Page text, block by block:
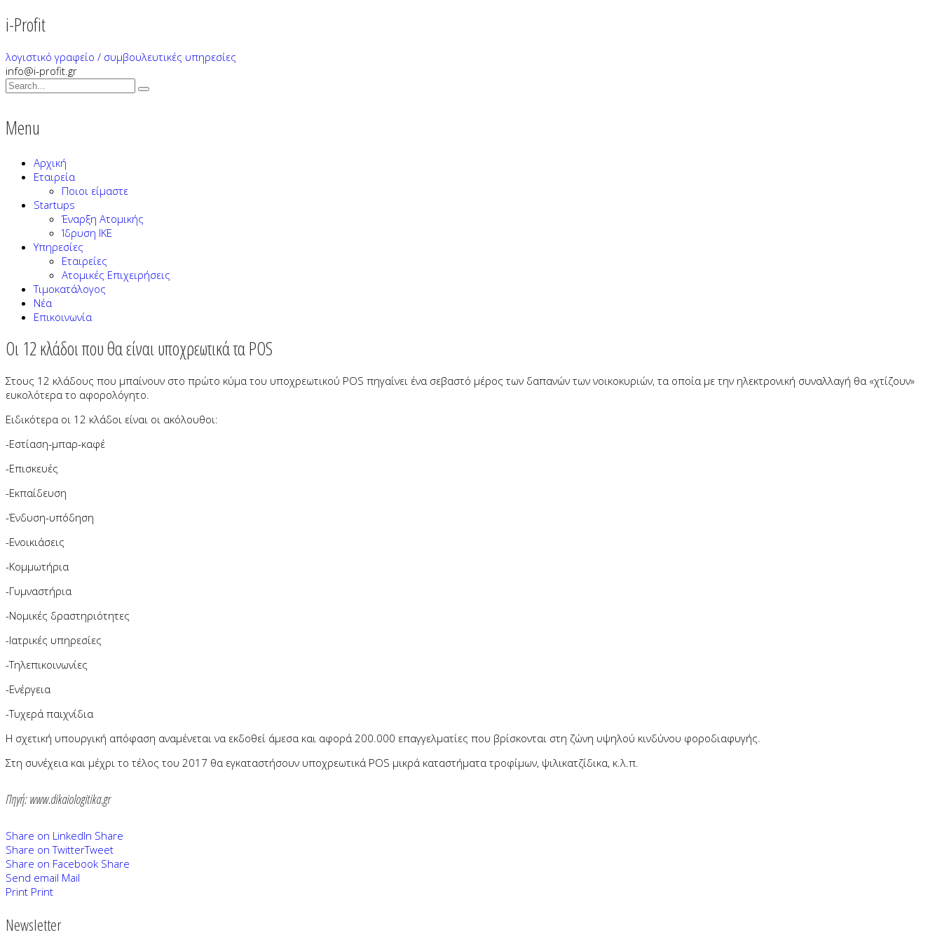
i-Profit
λογιστικό γραφείο / συμβουλευτικές υπηρεσίες
info@i-profit.gr
Menu
Αρχική
Εταιρεία
Ποιοι είμαστε
Startups
Έναρξη Ατομικής
Ίδρυση ΙΚΕ
Υπηρεσίες
Εταιρείες
Ατομικές Επιχειρήσεις
Τιμοκατάλογος
Νέα
Επικοινωνία
Οι 12 κλάδοι που θα είναι υποχρεωτικά τα POS
Στους 12 κλάδους που μπαίνουν στο πρώτο κύμα του υποχρεωτικού POS πηγαίνει ένα σεβαστό μέρος των δαπανών των νοικοκυριών, τα οποία με την ηλεκτρονική συναλλαγή θα «χτίζουν»
ευκολότερα το αφορολόγητο.
Ειδικότερα οι 12 κλάδοι είναι οι ακόλουθοι:
-Εστίαση-μπαρ-καφέ
-Επισκευές
-Εκπαίδευση
-Ένδυση-υπόδηση
-Ενοικιάσεις
-Κομμωτήρια
-Γυμναστήρια
-Νομικές δραστηριότητες
-Ιατρικές υπηρεσίες
-Τηλεπικοινωνίες
-Ενέργεια
-Τυχερά παιχνίδια
Η σχετική υπουργική απόφαση αναμένεται να εκδοθεί άμεσα και αφορά 200.000 επαγγελματίες που βρίσκονται στη ζώνη υψηλού κινδύνου φοροδιαφυγής.
Στη συνέχεια και μέχρι το τέλος του 2017 θα εγκαταστήσουν υποχρεωτικά POS μικρά καταστήματα τροφίμων, ψιλικατζίδικα, κ.λ.π.
Πηγή: www.dikaiologitika.gr
Share on LinkedIn Share
Share on TwitterTweet
Share on Facebook Share
Send email Mail
Print Print
Newsletter